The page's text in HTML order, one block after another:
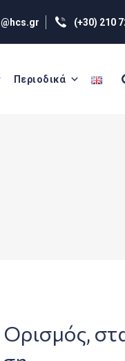
(+30) 210
Περιοδικά